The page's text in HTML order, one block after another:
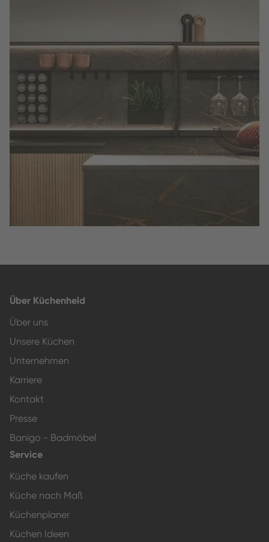
Über Küchenheld
Über uns
Unsere Küchen
Unternehmen
Karriere
Kontakt
Presse
Banigo - Badmöbel
Service
Küche kaufen
Küche nach Maß
Küchenplaner
Küchen Ideen